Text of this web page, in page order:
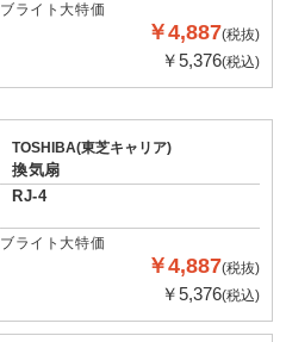
ブライト大特価
￥4,887(税抜)
￥5,376(税込)
TOSHIBA(東芝キャリア)
換気扇
RJ-4
ブライト大特価
￥4,887(税抜)
￥5,376(税込)